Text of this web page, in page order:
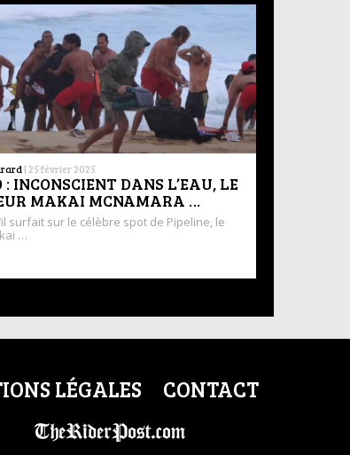
| 25 février 2025
: INCONSCIENT DANS L’EAU, LE
MAKAI MCNAMARA …
surfait sur le célèbre spot de Pipeline, le
…
LÉGALES CONTACT